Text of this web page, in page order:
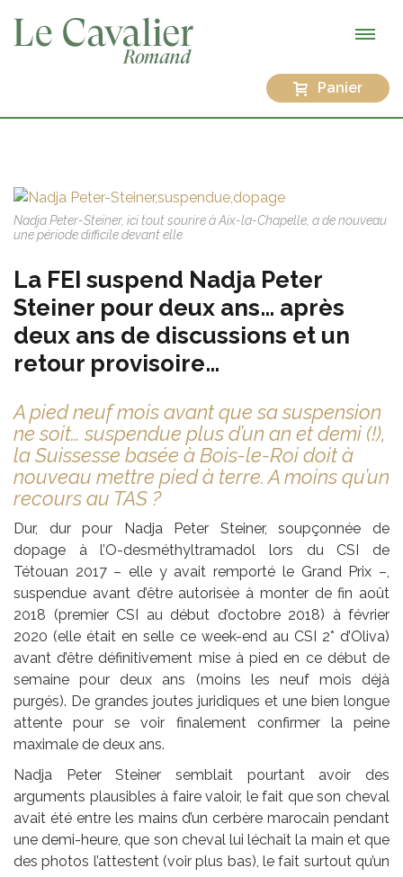
Panier
Nadja Peter-Steiner, ici tout sourire à Aix-la-Chapelle, a de nouveau
une période difficile devant elle
La FEI suspend Nadja Peter
Steiner pour deux ans… après
deux ans de discussions et un
retour provisoire…
A pied neuf mois avant que sa suspension
ne soit… suspendue plus d’un an et demi (!),
la Suissesse basée à Bois-le-Roi doit à
nouveau mettre pied à terre. A moins qu’un
recours au TAS ?
Dur, dur pour Nadja Peter Steiner, soupçonnée de
dopage à l’O-desméthyltramadol lors du CSI de
Tétouan 2017 – elle y avait remporté le Grand Prix –,
suspendue avant d’être autorisée à monter de fin août
2018 (premier CSI au début d’octobre 2018) à février
2020 (elle était en selle ce week-end au CSI 2* d’Oliva)
avant d’être définitivement mise à pied en ce début de
semaine pour deux ans (moins les neuf mois déjà
purgés). De grandes joutes juridiques et une bien longue
attente pour se voir finalement confirmer la peine
maximale de deux ans.
Nadja Peter Steiner semblait pourtant avoir des
arguments plausibles à faire valoir, le fait que son cheval
avait été entre les mains d’un cerbère marocain pendant
une demi-heure, que son cheval lui léchait la main et que
des photos l’attestent (voir plus bas), le fait surtout qu’un